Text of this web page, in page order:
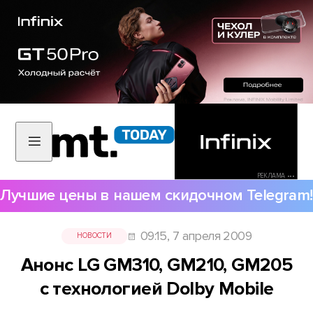
РЕКЛАМА •••
Лучшие цены в нашем скидочном Telegram!
НОВОСТИ 09:15, 7 апреля 2009
Анонс LG GM310, GM210, GM205
с технологией Dolby Mobile